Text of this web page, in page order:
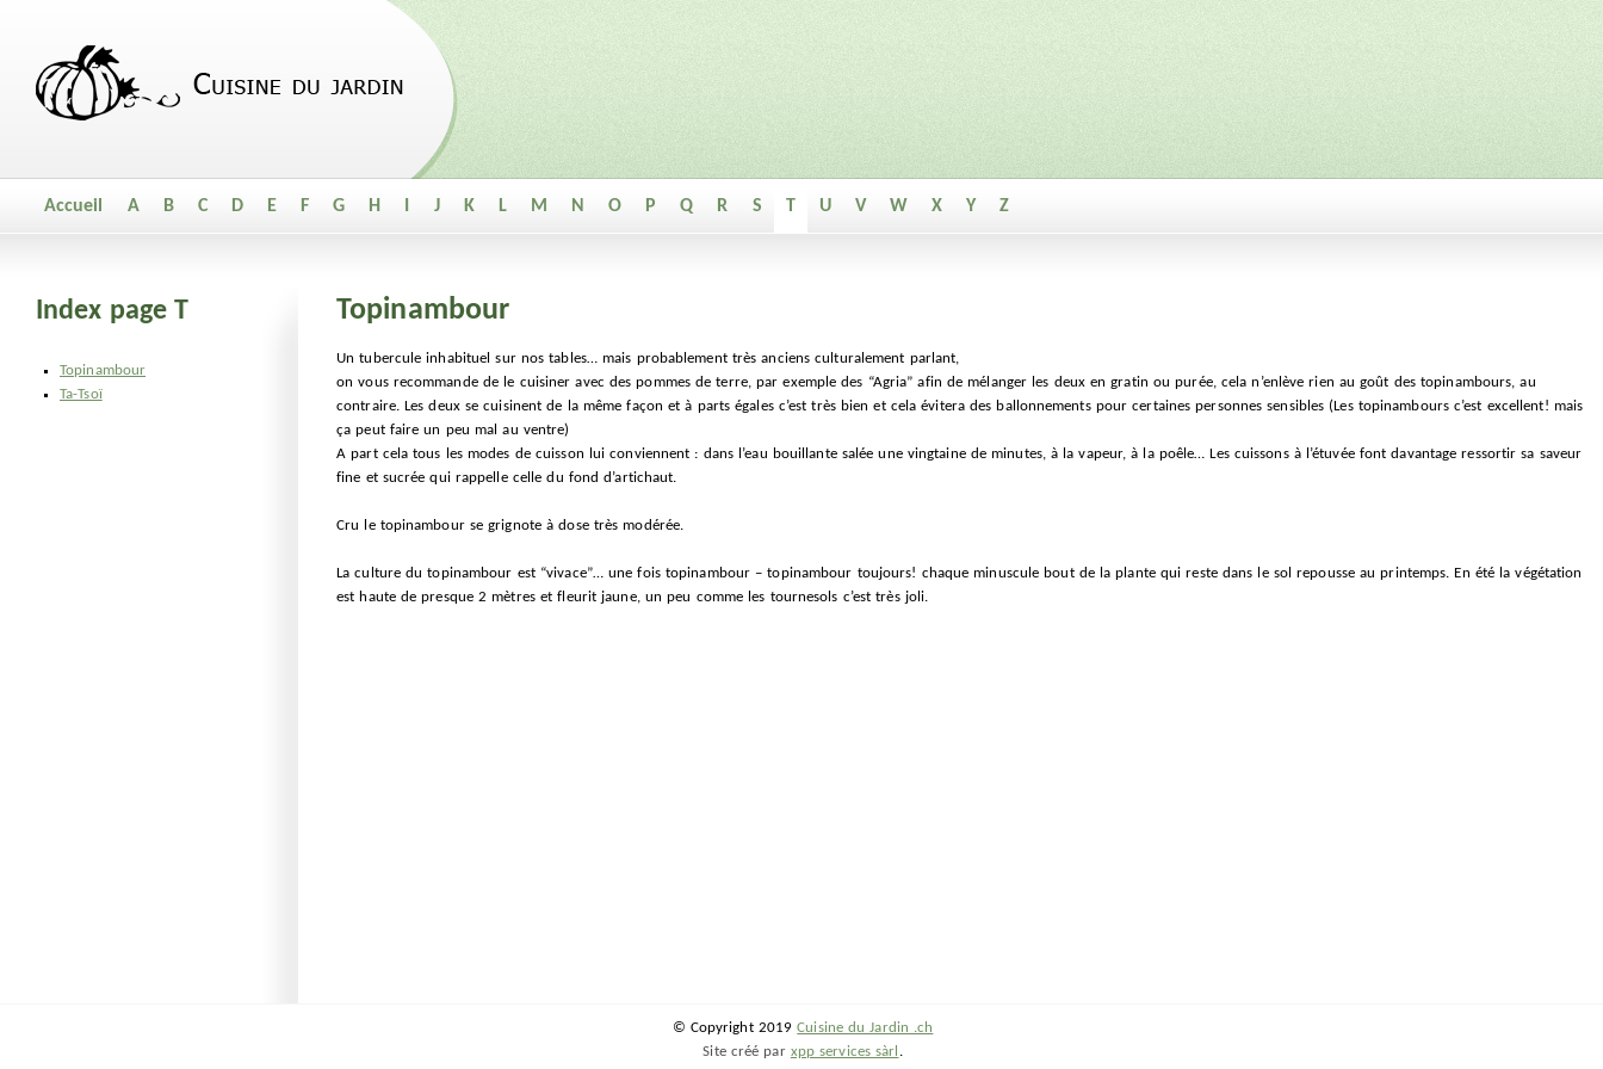
Accueil A B C D E F G H J K L M N O P Q R S T U V W X Y Z
Index page T
Topinambour
Ta-Tsoï
Topinambour
Un tubercule inhabituel sur nos tables… mais probablement très anciens culturalement parlant,
on vous recommande de le cuisiner avec des pommes de terre, par exemple des “Agria” afin de mélanger les deux en gratin ou purée, cela n’enlève rien au goût des topinambours, au
contraire. Les deux se cuisinent de la même façon et à parts égales c’est très bien et cela évitera des ballonnements pour certaines personnes sensibles (Les topinambours c’est excellent! mais
ça peut faire un peu mal au ventre)
A part cela tous les modes de cuisson lui conviennent : dans l’eau bouillante salée une vingtaine de minutes, à la vapeur, à la poêle… Les cuissons à l’étuvée font davantage ressortir sa saveur
fine et sucrée qui rappelle celle du fond d’artichaut.
Cru le topinambour se grignote à dose très modérée.
La culture du topinambour est “vivace”… une fois topinambour – topinambour toujours! chaque minuscule bout de la plante qui reste dans le sol repousse au printemps. En été la végétation
est haute de presque 2 mètres et fleurit jaune, un peu comme les tournesols c’est très joli.
© Copyright 2019Cuisine du Jardin .ch
Site créé par xpp services sàrl .